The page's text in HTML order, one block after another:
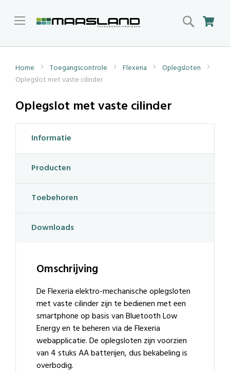
Search
Home Toegangscontrole Flexeria
Oplegsloten
Oplegslot met vaste cilinder
Oplegslot met vaste cilinder
Informatie
Producten
Toebehoren
Downloads
Omschrijving
De Flexeria elektro-mechanische oplegsloten
met vaste cilinder zijn te bedienen met een
smartphone op basis van Bluetooth Low
Energy en te beheren via de Flexeria
webapplicatie. De oplegsloten zijn voorzien
van 4 stuks AA batterijen, dus bekabeling is
overbodig.